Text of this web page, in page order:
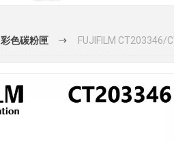
彩色碳粉匣 FUJIFILM